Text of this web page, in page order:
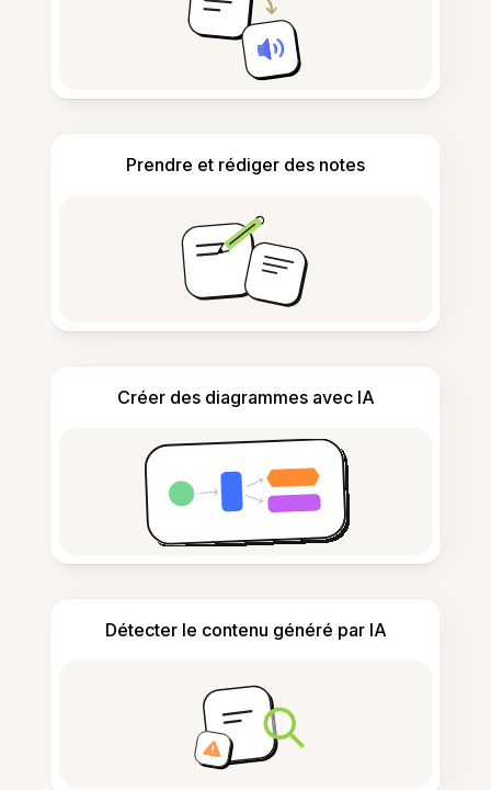
Prendre et rédiger des notes
Créer des diagrammes avec IA
Détecter le contenu généré par IA